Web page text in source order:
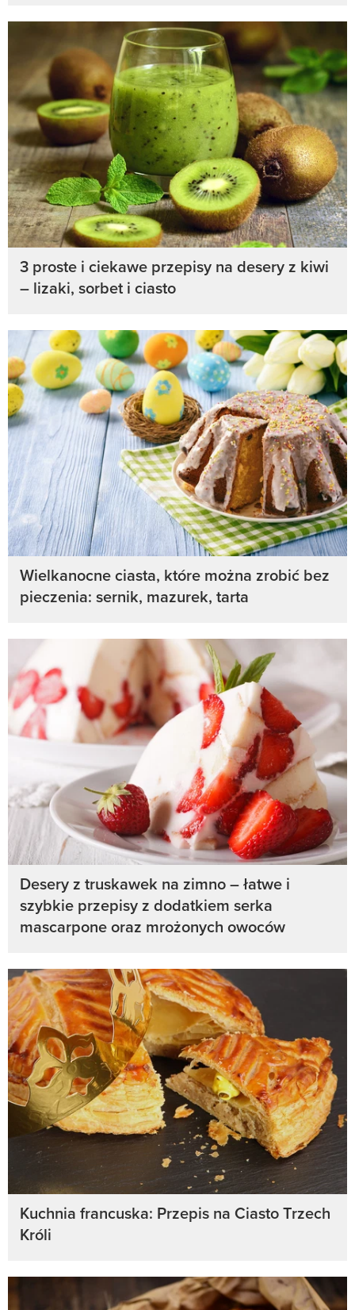
3 proste i ciekawe przepisy na desery z kiwi
– lizaki, sorbet i ciasto
Wielkanocne ciasta, które można zrobić bez
pieczenia: sernik, mazurek, tarta
Desery z truskawek na zimno – łatwe i
szybkie przepisy z dodatkiem serka
mascarpone oraz mrożonych owoców
Kuchnia francuska: Przepis na Ciasto Trzech
Króli